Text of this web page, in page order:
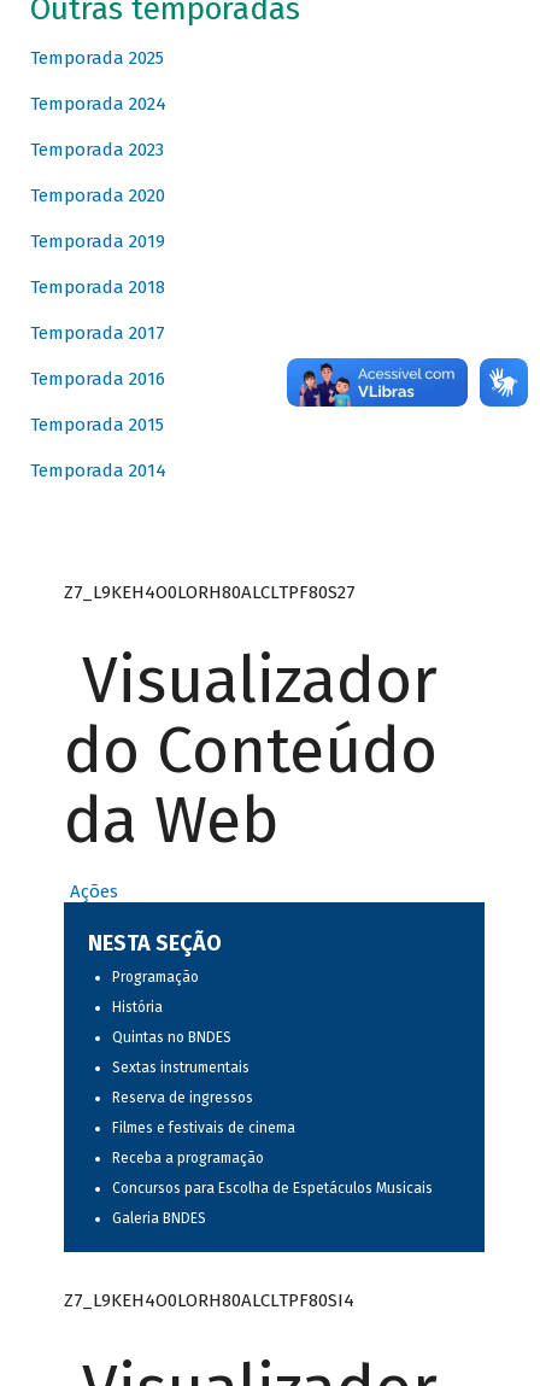
Outras temporadas
Temporada 2025
Temporada 2024
Temporada 2023
Temporada 2020
Temporada 2019
Temporada 2018
Temporada 2017
Temporada 2016
Temporada 2015
Temporada 2014
Z7_L9KEH4O0LORH80ALCLTPF80S27
Visualizador
do Conteúdo
da Web
Ações
NESTA SEÇÃO
Programação
História
Quintas no BNDES
Sextas instrumentais
Reserva de ingressos
Filmes e festivais de cinema
Receba a programação
Concursos para Escolha de Espetáculos Musicais
Galeria BNDES
Z7_L9KEH4O0LORH80ALCLTPF80SI4